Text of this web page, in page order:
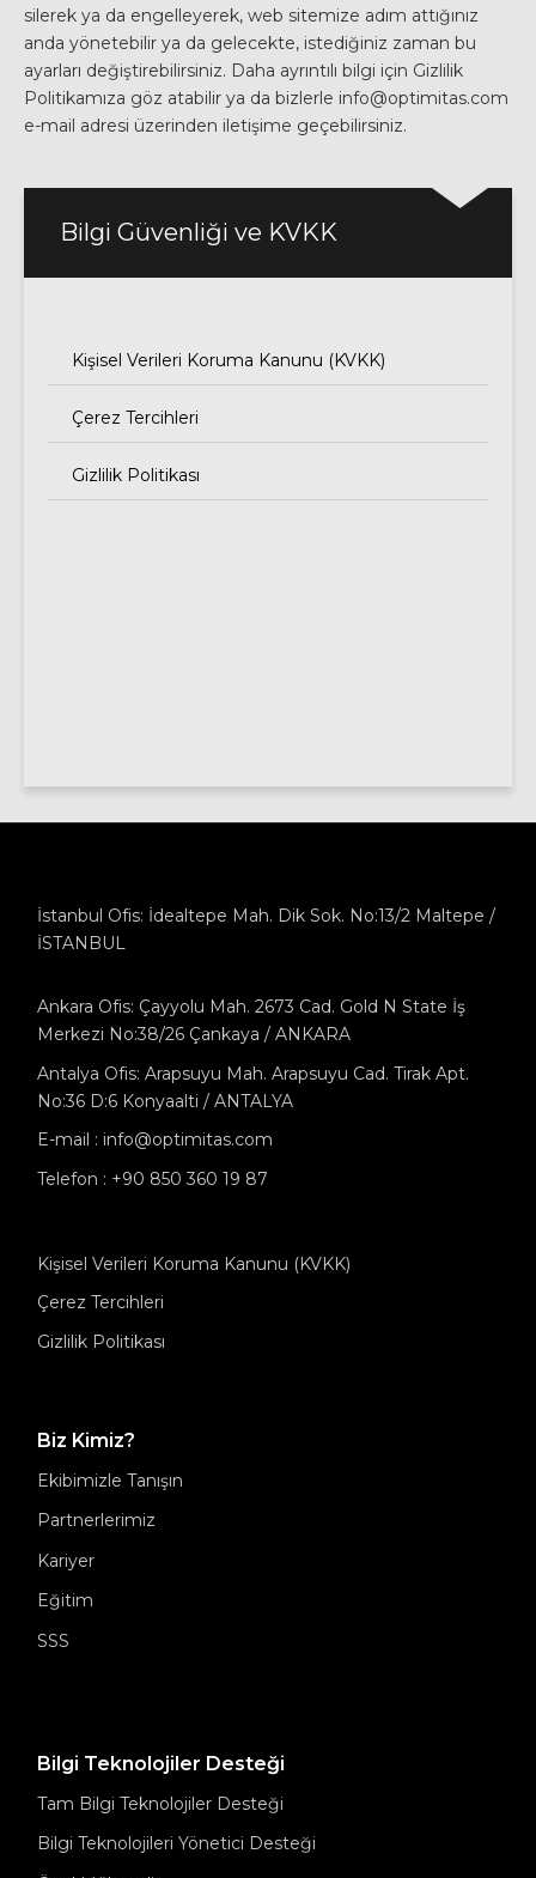
silerek ya da engelleyerek, web sitemize adım attığınız
anda yönetebilir ya da gelecekte, istediğiniz zaman bu
ayarları değiştirebilirsiniz. Daha ayrıntılı bilgi için Gizlilik
Politikamıza göz atabilir ya da bizlerle info@optimitas.com
e-mail adresi üzerinden iletişime geçebilirsiniz.
Bilgi Güvenliği ve KVKK
Kişisel Verileri Koruma Kanunu (KVKK)
Çerez Tercihleri
Gizlilik Politikası
İstanbul Ofis: İdealtepe Mah. Dik Sok. No:13/2 Maltepe /
İSTANBUL
Ankara Ofis: Çayyolu Mah. 2673 Cad. Gold N State İş
Merkezi No:38/26 Çankaya / ANKARA
Antalya Ofis: Arapsuyu Mah. Arapsuyu Cad. Tirak Apt.
No:36 D:6 Konyaalti / ANTALYA
E-mail : info@optimitas.com
Telefon : +90 850 360 19 87
Kişisel Verileri Koruma Kanunu (KVKK)
Çerez Tercihleri
Gizlilik Politikası
Biz Kimiz?
Ekibimizle Tanışın
Partnerlerimiz
Kariyer
Eğitim
SSS
Bilgi Teknolojiler Desteği
Tam Bilgi Teknolojiler Desteği
Bilgi Teknolojileri Yönetici Desteği